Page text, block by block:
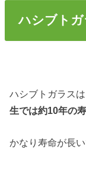
ハシブトガ
ハシブトガラス
生では約10年の
かなり寿命が長い